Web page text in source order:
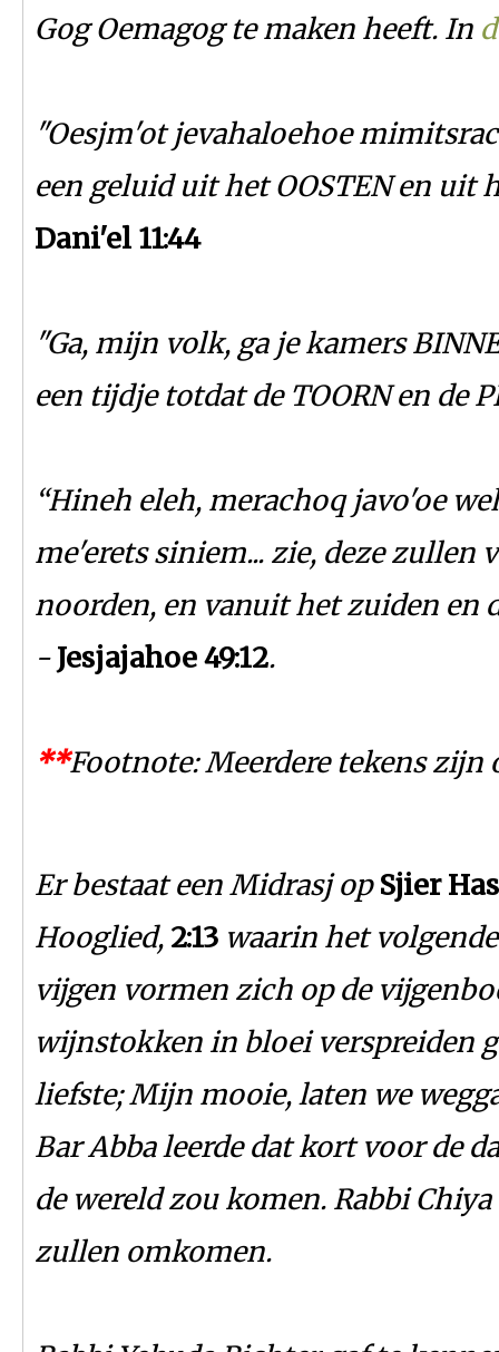
Gog Oemagog te maken heeft. In
"Oesjm'ot jevahaloehoe
een geluid uit het OOSTEN en
Dani'el 11:44
"Ga, mijn volk, ga je kamers
een tijdje totdat de TOORN en de
“Hineh eleh, merachoq javo'oe
me'erets siniem... zie, deze zullen
noorden, en vanuit het zuiden en
-Jesjajahoe 49:12.
**Footnote: Meerdere tekens zijn
Er bestaat een Midrasj opSjier
Hooglied, 2:13 waarin het
vijgen vormen zich op de
wijnstokken in bloei verspreiden
liefste; Mijn mooie, laten we
Bar Abba leerde dat kort voor de
de wereld zou komen. Rabbi
zullen omkomen.